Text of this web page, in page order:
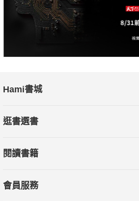
Hami書城
逛書選書
閱讀書籍
會員服務